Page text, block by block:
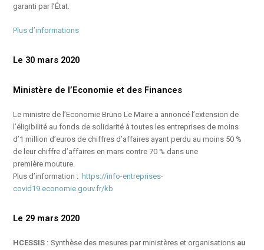
garanti par l’État.
Plus d’informations
Le 30 mars 2020
Ministère de l’Economie et des Finances
Le ministre de l’Economie Bruno Le Maire a annoncé l’extension de
l’éligibilité au fonds de solidarité à toutes les entreprises de moins
d’1 million d’euros de chiffres d’affaires ayant perdu au moins 50 %
de leur chiffre d’affaires en mars contre 70 % dans une
première mouture.
Plus d’information : https://info-entreprises-
covid19.economie.gouv.fr/kb
Le 29 mars 2020
HCESSIS : Synthèse des mesures par ministères et organisations au